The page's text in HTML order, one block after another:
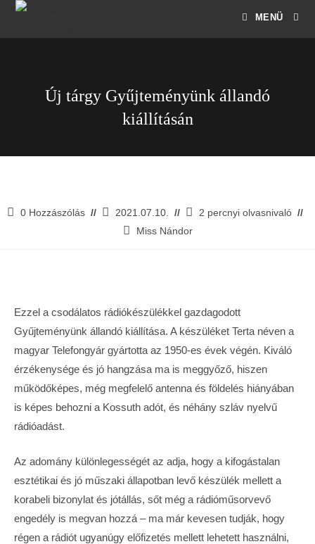
MENÜ
Új tárgy Gyűjteményünk állandó
kiállításán
0 Hozzászólás 2021.07.10.
2 percnyi olvasnivaló
Miss Nándor
Ezzel a csodálatos rádiókészülékkel gazdagodott
Gyűjteményünk állandó kiállítása. A készüléket Terta néven a
magyar Telefongyár gyártotta az 1950-es évek végén. Kiváló
érzékenysége és jó hangzása ma is meggyőző, hiszen
működőképes, még megfelelő antenna és földelés hiányában
is képes behozni a Kossuth adót, és néhány szláv nyelvű
rádióadást.
Az adomány különlegességét az adja, hogy a kifogástalan
esztétikai és jó műszaki állapotban levő készülék mellett a
korabeli bizonylat és jótállás, sőt még a rádióműsorvevő
engedély is megvan hozzá – ma már kevesen tudják, hogy
régen a rádiót ugyanúgy előfizetés mellett lehetett használni,